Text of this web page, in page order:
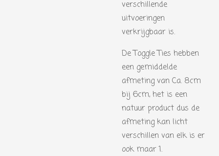
verschillende
uitvoeringen
verkrijgbaar is.
De Toggle Ties hebben
een gemiddelde
afmeting van Ca. 8cm
bij 6cm, het is een
natuur product dus de
afmeting kan licht
verschillen van elk is er
ook maar 1.